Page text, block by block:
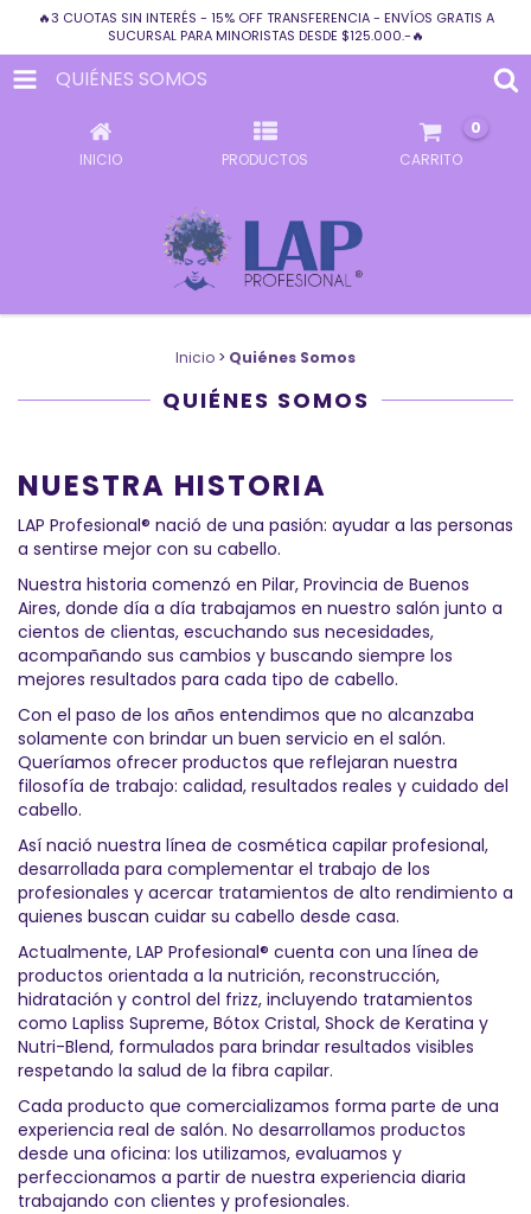
🔥3 CUOTAS SIN INTERÉS - 15% OFF TRANSFERENCIA - ENVÍOS GRATIS A
SUCURSAL PARA MINORISTAS DESDE $125.000.-🔥
QUIÉNES SOMOS
INICIO PRODUCTOS CARRITO
0
Inicio > Quiénes Somos
QUIÉNES SOMOS
NUESTRA HISTORIA
LAP Profesional® nació de una pasión: ayudar a las personas
a sentirse mejor con su cabello.
Nuestra historia comenzó en Pilar, Provincia de Buenos
Aires, donde día a día trabajamos en nuestro salón junto a
cientos de clientas, escuchando sus necesidades,
acompañando sus cambios y buscando siempre los
mejores resultados para cada tipo de cabello.
Con el paso de los años entendimos que no alcanzaba
solamente con brindar un buen servicio en el salón.
Queríamos ofrecer productos que reflejaran nuestra
filosofía de trabajo: calidad, resultados reales y cuidado del
cabello.
Así nació nuestra línea de cosmética capilar profesional,
desarrollada para complementar el trabajo de los
profesionales y acercar tratamientos de alto rendimiento a
quienes buscan cuidar su cabello desde casa.
Actualmente, LAP Profesional® cuenta con una línea de
productos orientada a la nutrición, reconstrucción,
hidratación y control del frizz, incluyendo tratamientos
como Lapliss Supreme, Bótox Cristal, Shock de Keratina y
Nutri-Blend, formulados para brindar resultados visibles
respetando la salud de la fibra capilar.
Cada producto que comercializamos forma parte de una
experiencia real de salón. No desarrollamos productos
desde una oficina: los utilizamos, evaluamos y
perfeccionamos a partir de nuestra experiencia diaria
trabajando con clientes y profesionales.